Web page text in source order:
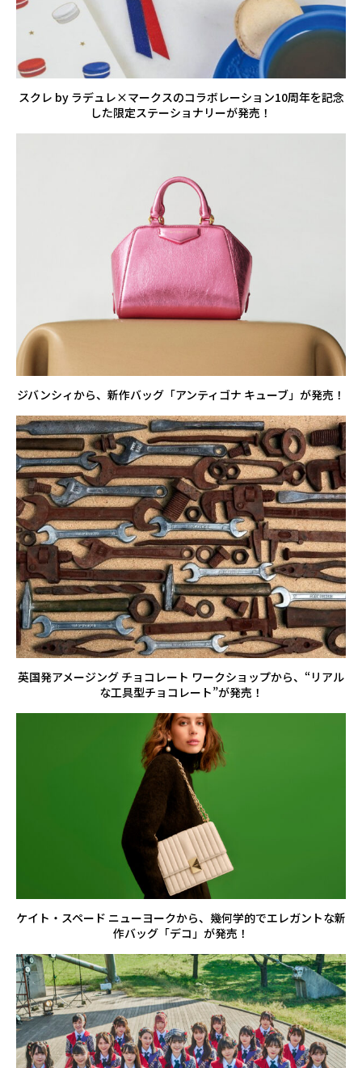
スクレ by ラデュレ×マークスのコラボレーション10周年を記念
した限定ステーショナリーが発売！
ジバンシィから、新作バッグ「アンティゴナ キューブ」が発売！
英国発アメージング チョコレート ワークショップから、“リアル
な工具型チョコレート”が発売！
ケイト・スペード ニューヨークから、幾何学的でエレガントな新
作バッグ「デコ」が発売！